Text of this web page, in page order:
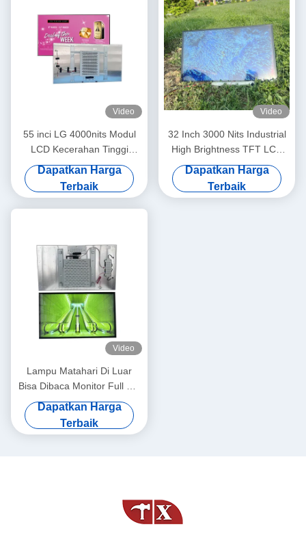
Video
55 inci LG 4000nits Modul
LCD Kecerahan Tinggi
1080P / 4K Opsional A-Si
TFT-LCD Panel Tipe
Dapatkan Harga
Terbaik
Video
32 Inch 3000 Nits Industrial
High Brightness TFT LCD
Panel Dengan LVDS
Dapatkan Harga
Terbaik
Video
Lampu Matahari Di Luar
Bisa Dibaca Monitor Full HD
IPS Layar LCD Menghemat
Energi Custom
Dapatkan Harga
Terbaik